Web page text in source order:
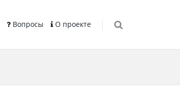
Вопросы О проекте